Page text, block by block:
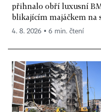
přihnalo obří luxusní
blikajícím majáčkem na
4. 8. 2026 ▪ 6 min. čtení